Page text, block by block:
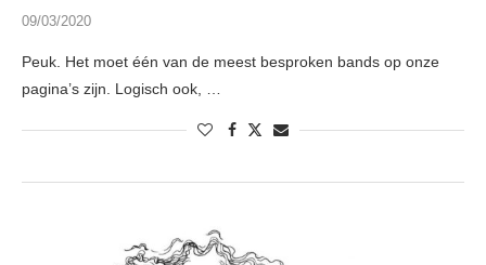
09/03/2020
Peuk. Het moet één van de meest besproken bands op onze
pagina’s zijn. Logisch ook, …